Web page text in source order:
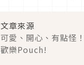
文章來源
可愛、開心、有點怪
歡樂Pouch!